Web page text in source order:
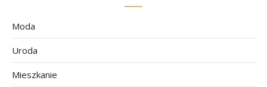
Moda
Uroda
Mieszkanie